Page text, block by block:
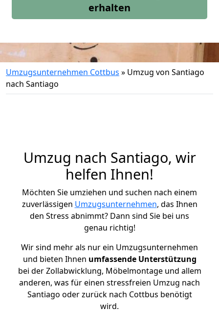
erhalten
Umzugsunternehmen Cottbus » Umzug von Santiago
nach Santiago
Umzug nach Santiago, wir
helfen Ihnen!
Möchten Sie umziehen und suchen nach einem
zuverlässigen Umzugsunternehmen, das Ihnen
den Stress abnimmt? Dann sind Sie bei uns
genau richtig!
Wir sind mehr als nur ein Umzugsunternehmen
und bieten Ihnen umfassende Unterstützung
bei der Zollabwicklung, Möbelmontage und allem
anderen, was für einen stressfreien Umzug nach
Santiago oder zurück nach Cottbus benötigt
wird.